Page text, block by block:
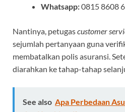
Whatsapp:0815 8608
Nantinya, petugascustomer
sejumlah pertanyaan guna
membatalkan polis asuransi.
diarahkan ke tahap-tahap
See also Apa Perbedaan